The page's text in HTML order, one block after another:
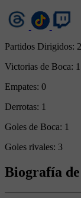
Partidos Dirigidos: 2
Victorias de Boca: 1
Empates: 0
Derrotas: 1
Goles de Boca: 1
Goles rivales: 3
Biografía